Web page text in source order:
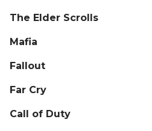
The Elder Scrolls
Mafia
Fallout
Far Cry
Call of Duty